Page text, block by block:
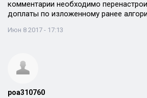
комментарии необходимо
доплаты по изложенному ранее
Июн 8 2017 - 17:13
poa310760